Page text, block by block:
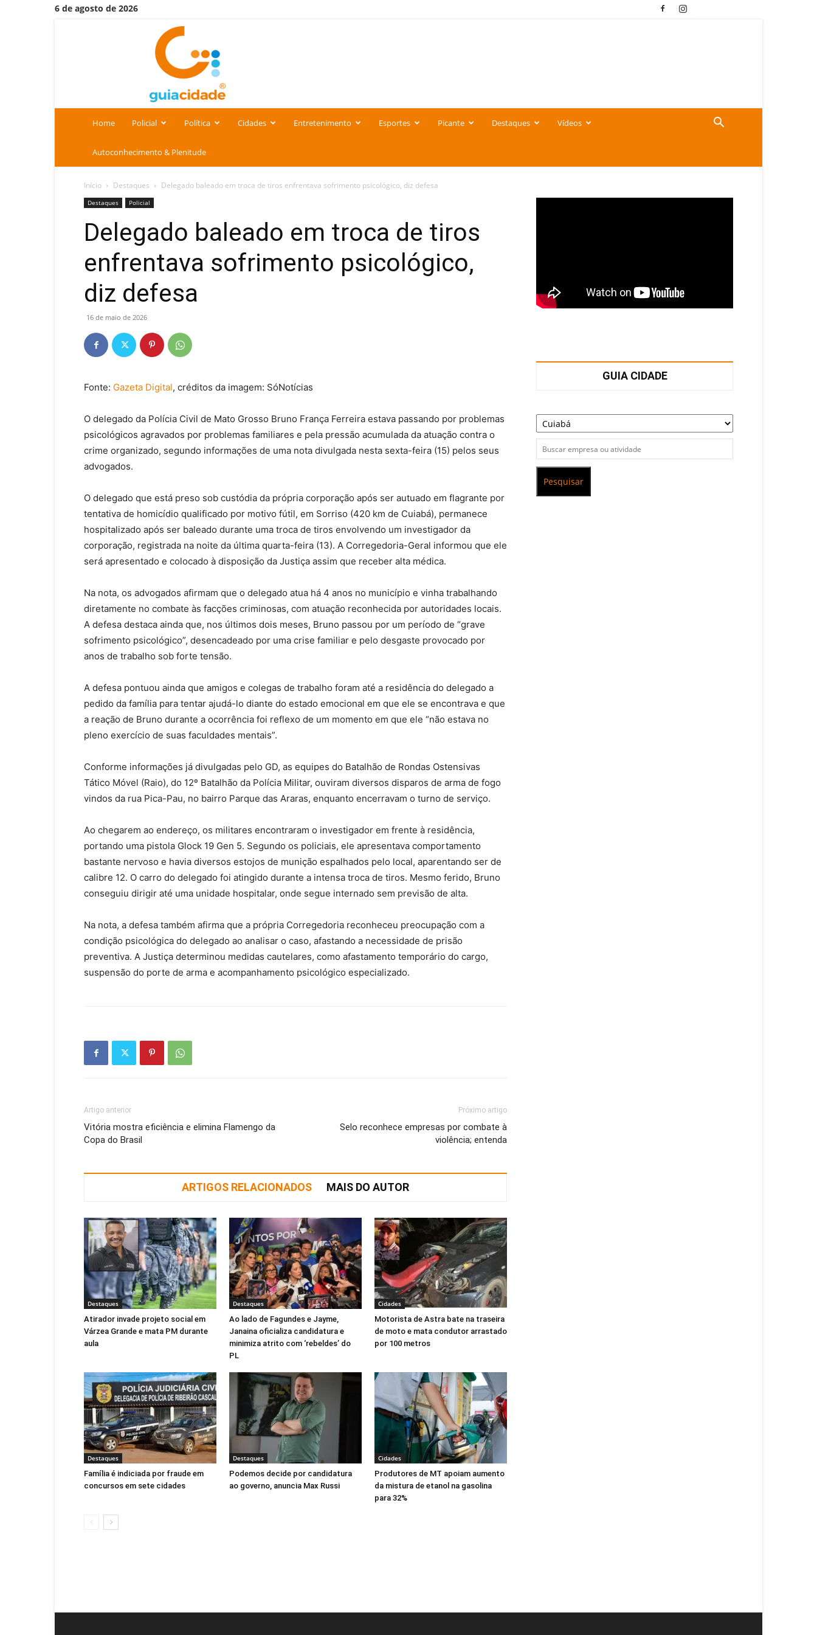
6 de agosto de 2026
Home Policial Política Cidades Entretenimento Esportes Picante Destaques Vídeos
Autoconhecimento & Plenitude
Início Destaques Delegado baleado em troca de tiros enfrentava sofrimento psicológico, diz defesa
Destaques Policial
Delegado baleado em troca de tiros
enfrentava sofrimento psicológico,
diz defesa
16 de maio de 2026
Fonte: Gazeta Digital, créditos da imagem: SóNotícias
O delegado da Polícia Civil de Mato Grosso Bruno França Ferreira estava passando por problemas
psicológicos agravados por problemas familiares e pela pressão acumulada da atuação contra o
crime organizado, segundo informações de uma nota divulgada nesta sexta-feira (15) pelos seus
advogados.
O delegado que está preso sob custódia da própria corporação após ser autuado em flagrante por
tentativa de homicídio qualificado por motivo fútil, em Sorriso (420 km de Cuiabá), permanece
hospitalizado após ser baleado durante uma troca de tiros envolvendo um investigador da
corporação, registrada na noite da última quarta-feira (13). A Corregedoria-Geral informou que ele
será apresentado e colocado à disposição da Justiça assim que receber alta médica.
Na nota, os advogados afirmam que o delegado atua há 4 anos no município e vinha trabalhando
diretamente no combate às facções criminosas, com atuação reconhecida por autoridades locais.
A defesa destaca ainda que, nos últimos dois meses, Bruno passou por um período de “grave
sofrimento psicológico”, desencadeado por uma crise familiar e pelo desgaste provocado por
anos de trabalho sob forte tensão.
A defesa pontuou ainda que amigos e colegas de trabalho foram até a residência do delegado a
pedido da família para tentar ajudá-lo diante do estado emocional em que ele se encontrava e que
a reação de Bruno durante a ocorrência foi reflexo de um momento em que ele “não estava no
pleno exercício de suas faculdades mentais”.
Conforme informações já divulgadas pelo GD, as equipes do Batalhão de Rondas Ostensivas
Tático Móvel (Raio), do 12º Batalhão da Polícia Militar, ouviram diversos disparos de arma de fogo
vindos da rua Pica-Pau, no bairro Parque das Araras, enquanto encerravam o turno de serviço.
Ao chegarem ao endereço, os militares encontraram o investigador em frente à residência,
portando uma pistola Glock 19 Gen 5. Segundo os policiais, ele apresentava comportamento
bastante nervoso e havia diversos estojos de munição espalhados pelo local, aparentando ser de
calibre 12. O carro do delegado foi atingido durante a intensa troca de tiros. Mesmo ferido, Bruno
conseguiu dirigir até uma unidade hospitalar, onde segue internado sem previsão de alta.
Na nota, a defesa também afirma que a própria Corregedoria reconheceu preocupação com a
condição psicológica do delegado ao analisar o caso, afastando a necessidade de prisão
preventiva. A Justiça determinou medidas cautelares, como afastamento temporário do cargo,
suspensão do porte de arma e acompanhamento psicológico especializado.
Artigo anterior
Vitória mostra eficiência e elimina Flamengo da
Copa do Brasil
Próximo artigo
Selo reconhece empresas por combate à
violência; entenda
ARTIGOS RELACIONADOS MAIS DO AUTOR
Destaques
Atirador invade projeto social em
Várzea Grande e mata PM durante
aula
Destaques
Ao lado de Fagundes e Jayme,
Janaina oficializa candidatura e
minimiza atrito com ‘rebeldes’ do
PL
Cidades
Motorista de Astra bate na traseira
de moto e mata condutor arrastado
por 100 metros
Destaques
Família é indiciada por fraude em
concursos em sete cidades
Destaques
Podemos decide por candidatura
ao governo, anuncia Max Russi
Cidades
Produtores de MT apoiam aumento
da mistura de etanol na gasolina
para 32%
GUIA CIDADE
Pesquisar